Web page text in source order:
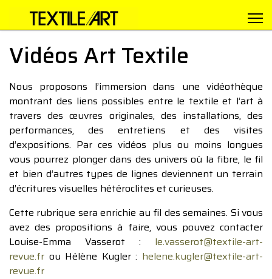
Vidéos Art Textile
Nous proposons l’immersion dans une vidéothèque
montrant des liens possibles entre le textile et l’art à
travers des œuvres originales, des installations, des
performances, des entretiens et des visites
d’expositions. Par ces vidéos plus ou moins longues
vous pourrez plonger dans des univers où la fibre, le fil
et bien d’autres types de lignes deviennent un terrain
d’écritures visuelles hétéroclites et curieuses.
Cette rubrique sera enrichie au fil des semaines. Si vous
avez des propositions à faire, vous pouvez contacter
Louise-Emma Vasserot : le.vasserot@textile-art-
revue.fr ou Hélène Kugler : helene.kugler@textile-art-
revue.fr